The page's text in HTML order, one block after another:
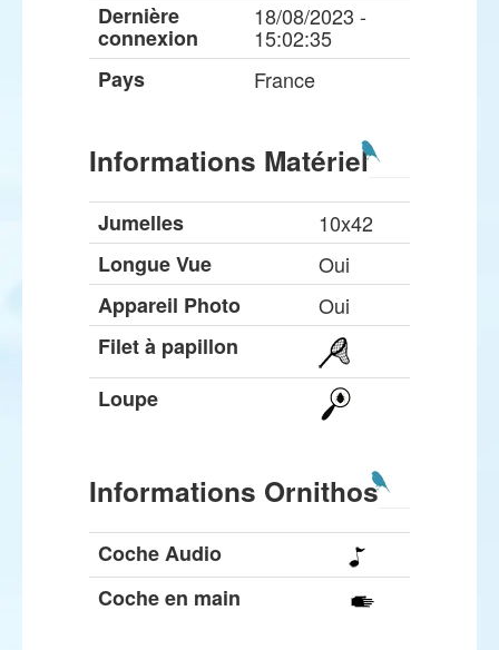
Dernière
connexion
18/08/2023 -
15:02:35
Pays
France
Informations Matériel
Jumelles
10x42
Longue Vue
Oui
Appareil Photo
Oui
Filet à papillon
Loupe
Informations Ornithos
Coche Audio
Coche en main